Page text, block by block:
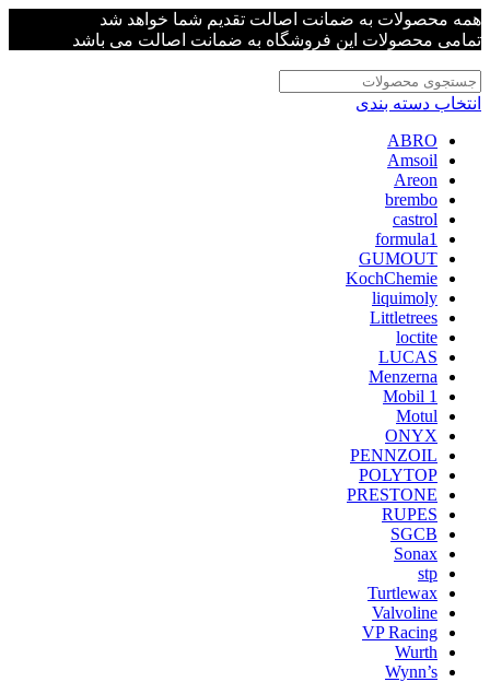
همه محصولات به ضمانت اصالت تقدیم شما خواهد شد
تمامی محصولات این فروشگاه به ضمانت اصالت می باشد
انتخاب دسته بندی
ABRO
Amsoil
Areon
brembo
castrol
formula1
GUMOUT
KochChemie
liquimoly
Littletrees
loctite
LUCAS
Menzerna
Mobil 1
Motul
ONYX
PENNZOIL
POLYTOP
PRESTONE
RUPES
SGCB
Sonax
stp
Turtlewax
Valvoline
VP Racing
Wurth
Wynn’s